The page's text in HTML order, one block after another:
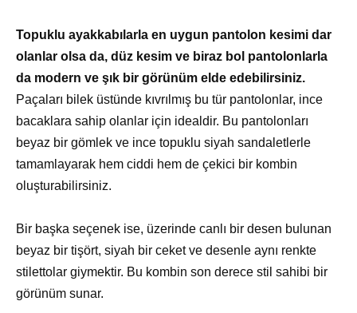
Topuklu ayakkabılarla en uygun pantolon kesimi dar
olanlar olsa da, düz kesim ve biraz bol pantolonlarla
da modern ve şık bir görünüm elde edebilirsiniz.
Paçaları bilek üstünde kıvrılmış bu tür pantolonlar, ince
bacaklara sahip olanlar için idealdir. Bu pantolonları
beyaz bir gömlek ve ince topuklu siyah sandaletlerle
tamamlayarak hem ciddi hem de çekici bir kombin
oluşturabilirsiniz.
Bir başka seçenek ise, üzerinde canlı bir desen bulunan
beyaz bir tişört, siyah bir ceket ve desenle aynı renkte
stilettolar giymektir. Bu kombin son derece stil sahibi bir
görünüm sunar.